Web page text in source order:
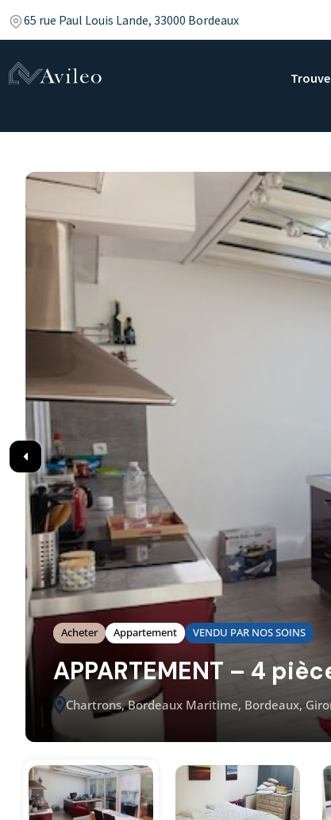
65 rue Paul Louis Lande, 33000 Bordeaux
Acheter Appartement VENDU PAR NOS SOINS
APPARTEMENT – 4
Chartrons, Bordeaux Maritime, Bordeaux,